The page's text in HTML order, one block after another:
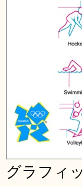
グラフィ